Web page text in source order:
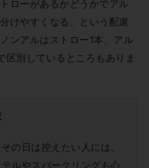
ローがあるかどうかでアル
けやすくなる、という配慮
ンアルはストロー1本、アル
区別しているところもありま
の日は控えたい人には、
ルやスパークリングも心